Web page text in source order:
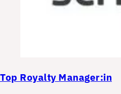
Top Royalty Manager:in